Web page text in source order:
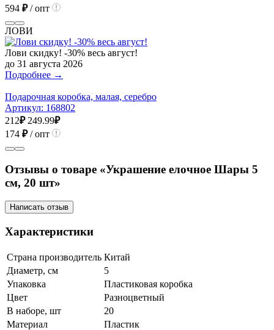
594 ₽/ опт
ЛОВИ
Лови скидку! -30% весь август!
до 31 августа 2026
Подробнее →
Подарочная коробка, малая, серебро
Артикул: 168802
212₽ 249.99₽
174 ₽/ опт
Отзывы о товаре «Украшение елочное Шары 5
см, 20 шт»
Написать отзыв
Характеристики
Страна производитель Китай
Диаметр, см
5
Упаковка
Пластиковая коробка
Цвет
Разноцветный
В наборе, шт
20
Материал
Пластик